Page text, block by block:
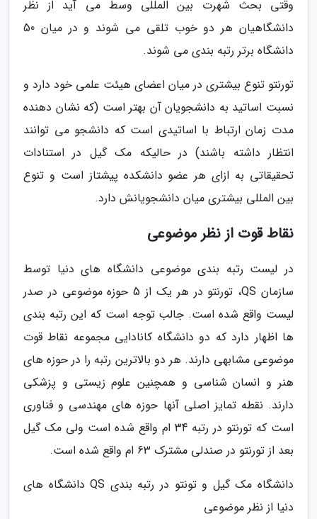
وقتی بحث شهرت بین المللی وسط می آید از نظر
دانشگاهیان هر دو خوب تلقی می شوند و در میان 50
دانشگاه برتر رتبه بندی می شوند.
تورنتو تنوع بیشتری در میان اعضای هیئت علمی خود دارد و
نسبت اساتید به دانشجویان آن بهتر است (که نشان دهنده
مدت زمان ارتباط با اساتیدی است که دانشجو می توانند
انتظار داشته باشند) در حالیکه مک گیل در استنادات
تحقیقاتی به ازای هر عضو دانشکده پیشتاز است و تنوع
بین المللی بیشتری میان دانشجویانش دارد.
نقاط قوت از نظر موضوعی
در لیست رتبه بندی موضوعی دانشگاه های دنیا توسط
سازمان QS، تورنتو در هر یک از 5 حوزه موضوعی در صدر
لیست واقع شده است. جالب توجه است که این رتبه بندی
ها اظهار دارد که دو دانشگاه کانادایی مجموعه نقاط قوت
موضوعی مشابهی دارند. هر دو بالاترین رتبه را در حوزه های
هنر و انسان شناسی و همچنین علوم زیستی و پزشکی
دارند. نقطه تمایز اصلی آنها حوزه های مهندسی و فناوری
است که تورنتو در رتبه 34 ام واقع شده است ولی مک گیل
بعد از تورنتو در صندلی مشترک 63 ام واقع شده است.
دانشگاه مک گیل و تونتو در رتبه بندی QS دانشگاه های
دنیا از نظر موضوعی